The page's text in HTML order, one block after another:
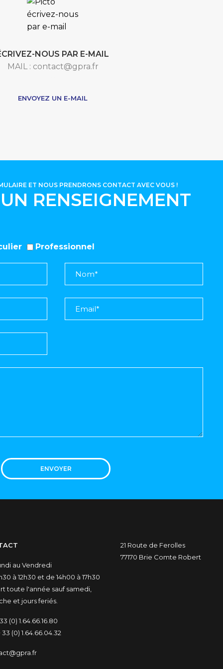
NOUS PAR E-MAIL
MAIL : contact@gpra.fr
ENVOYEZ UN E-MAIL
RENSEIGNEMENT
ET NOUS PRENDRONS CONTACT AVEC VOUS !
Professionnel
ENVOYER
au Vendredi
à 12h30 et de 14h00 à 17h30
toute l'année sauf samedi,
et jours feriés.
(0) 1.64.66.16.80
33 (0) 1.64.66.04.32
21 Route de Ferolles
77170 Brie Comte Robert